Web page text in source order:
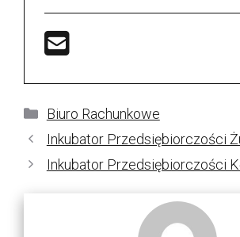
Kategorie
Biuro Rachunkowe
Inkubator Przedsiębiorczości
Inkubator Przedsiębiorczości